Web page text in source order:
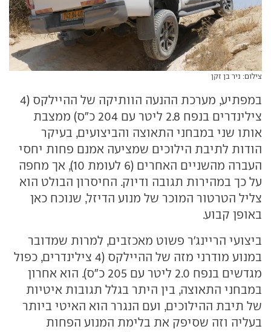
צילום: ניר בן זקן
במפתיע, מערכת ההנעה הוותיקה של ההיילקס (4
צילינדרים בנפח 2.8 ליטר עם 204 כ"ס) ממצבת
אותו שני במבחני התאוצה והביצועים, בעיקר
הודות לתיבת הילוכים שמציעה אמנם פחות יחסי
העברה מהשניים האחרים (6 לעומת 10), אך מחפה
על כך במהירות תגובה ודיוק. החיסרון הבולט הוא
צליל הטרטור המוכר של מנוע הדיזל, שנוכח כאן
באופן קבוע.
ביצועי הריינג'ר פשוט מאכזבים, למרות שמדובר
במנוע מודרני מזה של ההיילקס (4 צילינדרים, כפול
מגדשים בנפח 2.0 ליטר עם 205 כ"ס). הוא אחרון
במבחני התאוצה, בין היתר בגלל תגובות איטיות
של תיבת ההילוכים, ועם הנגרר הוא האיטי ביותר
בעליה וזה שסיפק את בלימת המנוע הפחות